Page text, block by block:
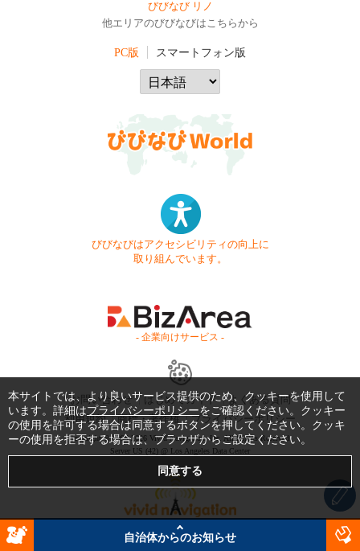
びびなび リノ
他エリアのびびなびはこちらから
PC版 スマートフォン版
びびなびはアクセシビリティの向上に
取り組んでいます。
- 企業向けサービス -
お問い合わせ はじめてガイド
よくある質問
利用規約
商標・著作権 プライバシーポリシー
Copyright © 1999-2026 Vivid Navigation, Inc. All Rights Reserved.
Server US (42) @ Los Angeles Data Center
自治体からのお知らせ
本サイトでは、より良いサービス提供のため、クッキーを使用して
います。詳細はプライバシーポリシーをご確認ください。クッキー
の使用を許可する場合は同意するボタンを押してください。クッキ
ーの使用を拒否する場合は、ブラウザからご設定ください。